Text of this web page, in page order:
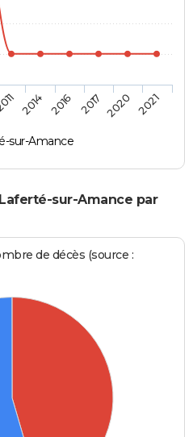
sur-Amance
2014 2016 2017 2020 2021
sur-Amance par
de décès (source :